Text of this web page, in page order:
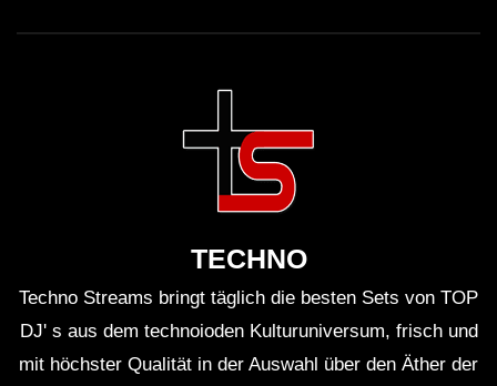
TECHNO
Techno Streams bringt täglich die besten Sets von TOP
DJ' s aus dem technoioden Kulturuniversum, frisch und
mit höchster Qualität in der Auswahl über den Äther der